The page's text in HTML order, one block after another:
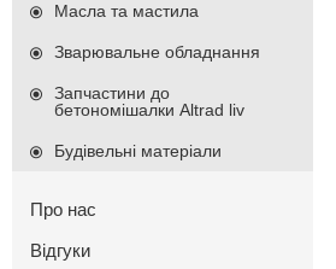
Масла та мастила
Зварювальне обладнання
Запчастини до
бетономішалки Altrad liv
Будівельні матеріали
Про нас
Відгуки